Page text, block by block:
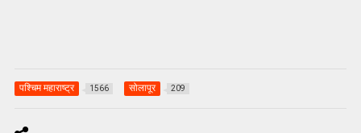
पश्चिम महाराष्ट्र 1566 सोलापूर 209